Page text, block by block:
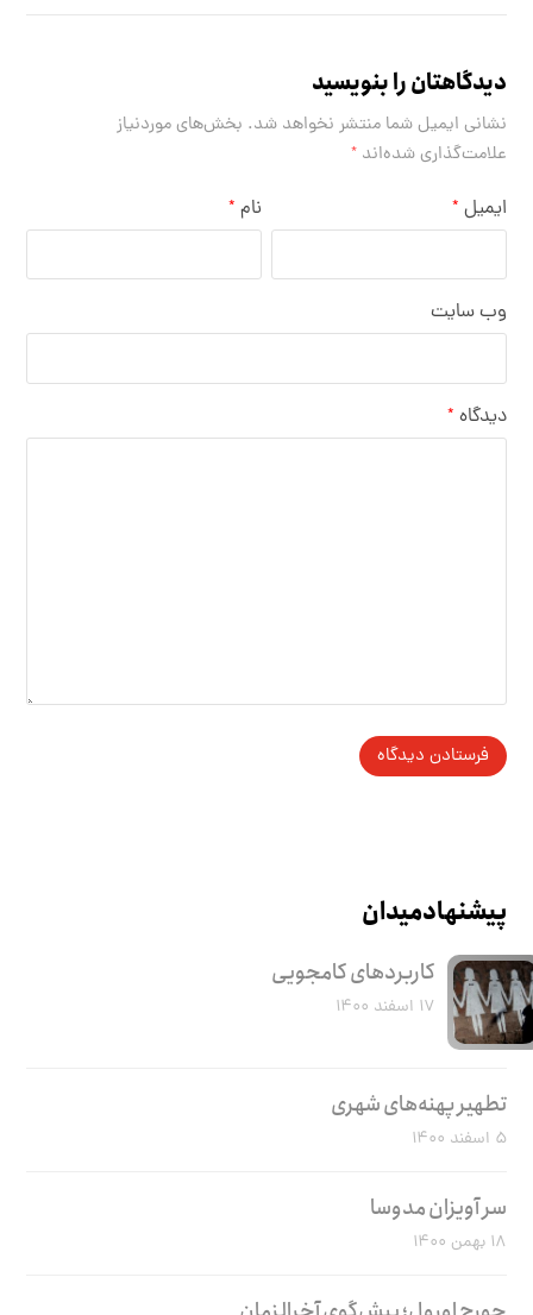
دیدگاهتان را بنویسید
نشانی ایمیل شما منتشر نخواهد شد. بخش‌های موردنیاز
علامت‌گذاری شده‌اند*
نام * ایمیل *
وب‌ سایت
دیدگاه *
پیشنهاد میدان
کاربرد‌های کامجویی
۱۷ اسفند ۱۴۰۰
تطهیر پهنه‌های شهری
۵ اسفند ۱۴۰۰
سر آویزان مدوسا
۱۸ بهمن ۱۴۰۰